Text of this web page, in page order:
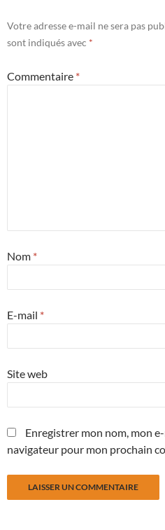
Votre adresse e-mail ne sera pas
sont indiqués avec *
Commentaire *
Nom *
E-mail *
Site web
Enregistrer mon nom, mon
navigateur pour mon prochain